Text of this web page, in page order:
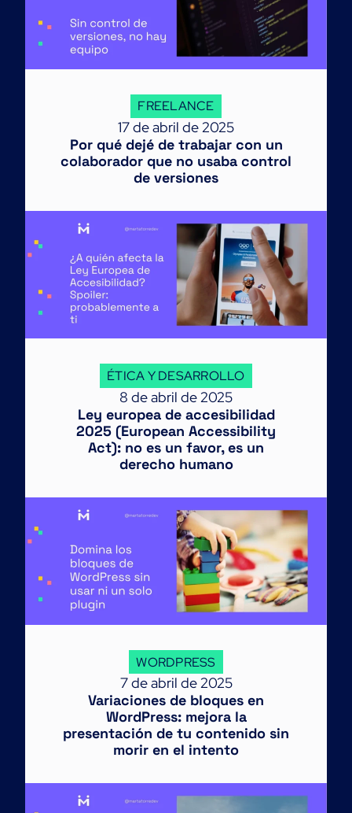
FREELANCE
17 de abril de 2025
Por qué dejé de trabajar con un
colaborador que no usaba control
de versiones
ÉTICA Y DESARROLLO
8 de abril de 2025
Ley europea de accesibilidad
2025 (European Accessibility
Act): no es un favor, es un
derecho humano
WORDPRESS
7 de abril de 2025
Variaciones de bloques en
WordPress: mejora la
presentación de tu contenido sin
morir en el intento